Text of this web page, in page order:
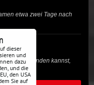
etwa zwei Tage nach
Auto verwenden kannst,
dieser
und
dazu
und die
den USA
Sie auf